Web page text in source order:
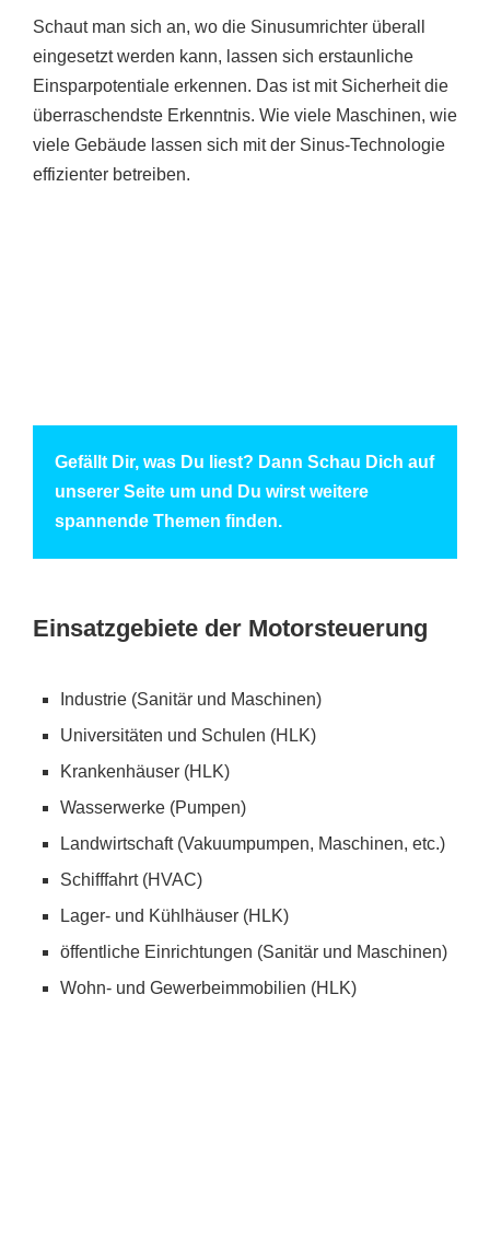
Schaut man sich an, wo die Sinusumrichter überall
eingesetzt werden kann, lassen sich erstaunliche
Einsparpotentiale erkennen. Das ist mit Sicherheit die
überraschendste Erkenntnis. Wie viele Maschinen, wie
viele Gebäude lassen sich mit der Sinus-Technologie
effizienter betreiben.
Gefällt Dir, was Du liest? Dann Schau Dich auf
unserer Seite um und Du wirst weitere
spannende Themen finden.
Einsatzgebiete der Motorsteuerung
Industrie (Sanitär und Maschinen)
​Universitäten und Schulen (HLK)
Krankenhäuser (HLK)
Wasserwerke (Pumpen)
Landwirtschaft (Vakuumpumpen, Maschinen, etc.)
Schifffahrt (HVAC)
Lager- und Kühlhäuser (HLK)
öffentliche Einrichtungen (Sanitär und Maschinen)
Wohn- und Gewerbeimmobilien (HLK)